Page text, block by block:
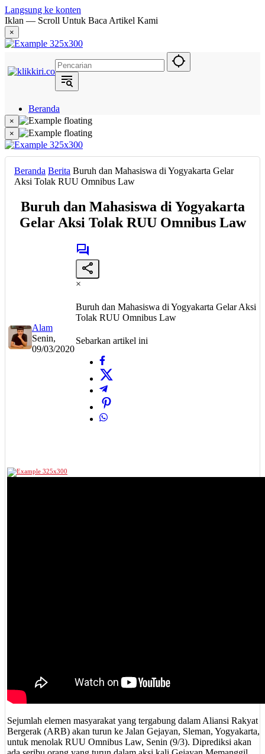
Langsung ke konten
Iklan — Scroll Untuk Baca Artikel Kami
×
Beranda
Hukum
Berita
Politik
Narasi
Metropolis
Eksekutif
×
×
Beranda Berita Buruh dan Mahasiswa di Yogyakarta Gelar
Aksi Tolak RUU Omnibus Law
Buruh dan Mahasiswa di Yogyakarta
Gelar Aksi Tolak RUU Omnibus Law
Alam
Senin,
09/03/2020
×
Buruh dan Mahasiswa di Yogyakarta Gelar Aksi
Tolak RUU Omnibus Law
Sebarkan artikel ini
Sejumlah elemen masyarakat yang tergabung dalam Aliansi Rakyat
Bergerak (ARB) akan turun ke Jalan Gejayan, Sleman, Yogyakarta,
untuk menolak RUU Omnibus Law, Senin (9/3). Diprediksi akan